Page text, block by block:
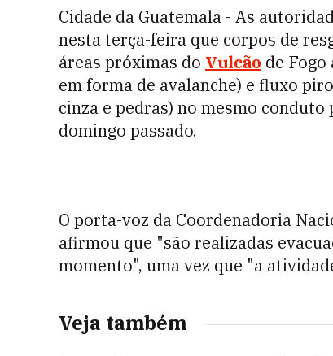
Cidade da Guatemala - As
nesta terça-feira que corpos de
áreas próximas do Vulcão de
em forma de avalanche) e fluxo
cinza e pedras) no mesmo
domingo passado.
O porta-voz da Coordenadoria
afirmou que "são realizadas
momento", uma vez que "a
Veja também